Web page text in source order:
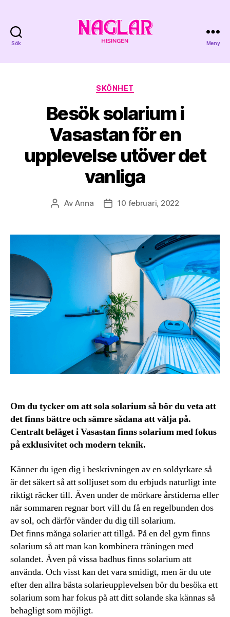
Sök Meny
Kategorier
SKÖNHET
Besök solarium i
Vasastan för en
upplevelse utöver det
vanliga
Inläggsförfattare
AvAnna Inläggsdatum
10 februari, 2022
Om du tycker om att sola solarium så bör du veta att
det finns bättre och sämre sådana att välja på.
Centralt beläget i Vasastan finns solarium med fokus
på exklusivitet och modern teknik.
Känner du igen dig i beskrivningen av en soldyrkare så
är det säkert så att solljuset som du erbjuds naturligt inte
riktigt räcker till. Även under de mörkare årstiderna eller
när sommaren regnar bort vill du få en regelbunden dos
av sol, och därför vänder du dig till solarium.
Det finns många solarier att tillgå. På en del gym finns
solarium så att man kan kombinera träningen med
solandet. Även på vissa badhus finns solarium att
använda. Och visst kan det vara smidigt, men är du ute
efter den allra bästa solarieupplevelsen bör du besöka ett
solarium som har fokus på att ditt solande ska kännas så
behagligt som möjligt.